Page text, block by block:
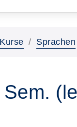
Kurse Sprachen